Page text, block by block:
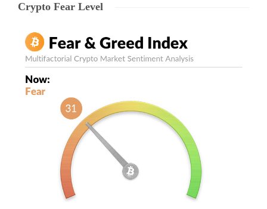
Crypto Fear Level